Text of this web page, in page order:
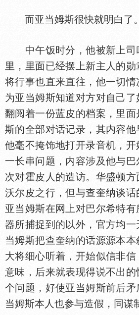
而亚当姆斯很快就明白了。
中午饭时分，他被新上司
里，里面已经摆上新主人的
将行事也直来直往，他一切情
为亚当姆斯知道对方对自己
翻阅着一份蓝皮的档案，里
斯的全部对话记录，其内容
他毫不掩饰地打开录音机，开
一长串问题，内容涉及他与
次对霍皮人的造访。华盛顿
沃尔皮之行，但与查奎纳谈话
亚当姆斯在网上对巴尔希特
器所捕捉到的以外，官方均
当姆斯把查奎纳的话源源本
大将细心听着，开始似信非
意味，后来就表现得说不出
个问题，好使亚当姆斯前后
当姆斯本人也参与造假，同谋